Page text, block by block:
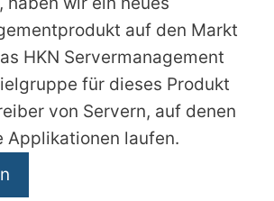
auf den Markt
HKN Servermanagement
für dieses Produkt
von Servern, auf denen
Applikationen laufen.